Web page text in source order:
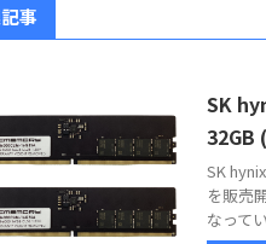
事
SK
32GB
SK
を販売
なって